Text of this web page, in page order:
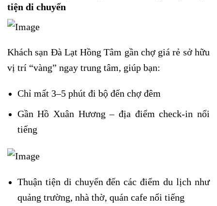
tiện di chuyển
Khách sạn Đà Lạt Hồng Tâm gần chợ giá rẻ sở hữu
vị trí “vàng” ngay trung tâm, giúp bạn:
Chỉ mất 3–5 phút đi bộ đến chợ đêm
Gần Hồ Xuân Hương – địa điểm check-in nổi
tiếng
Thuận tiện di chuyển đến các điểm du lịch như
quảng trường, nhà thờ, quán cafe nổi tiếng